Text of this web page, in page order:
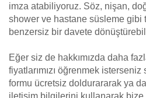
imza atabiliyoruz. Söz, nişan,
shower ve hastane süsleme gibi
benzersiz bir davete
Eğer siz de hakkımızda daha
fiyatlarımızı öğrenmek
formu ücretsiz doldurararak ya
iletişim bilgilerini kullanarak bize